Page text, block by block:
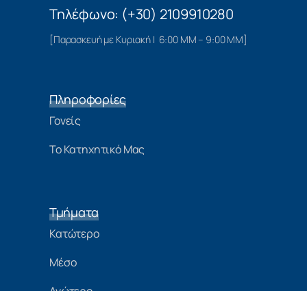
Τηλέφωνο: (+30) 2109910280
[Παρασκευή με Κυριακή | 6:00 ΜΜ – 9:00 ΜΜ]
Πληροφορίες
Γονείς
Το Κατηχητικό Μας
Τμήματα
Κατώτερο
Μέσο